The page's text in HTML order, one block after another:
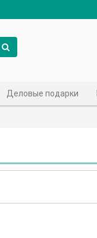
Деловые подарки